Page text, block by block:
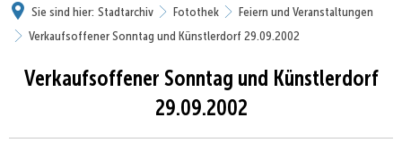
Sie sind hier: Stadtarchiv Fotothek
Feiern und Veranstaltungen
Verkaufsoffener Sonntag und Künstlerdorf 29.09.2002
Verkaufsoffener Sonntag und Künstlerdorf
29.09.2002